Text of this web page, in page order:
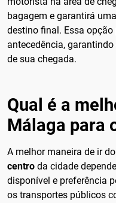
bagagem e garantirá
destino final. Essa opção
antecedência,
de sua chegada.
Qual é a
Málaga para
A melhor maneira de ir do
centro da cidade
disponível e preferência
os transportes públicos